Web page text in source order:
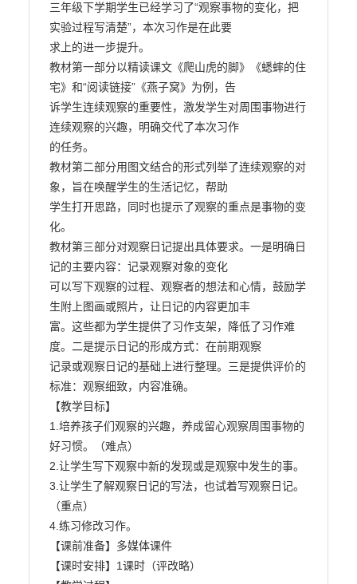
三年级下学期学生已经学习了“观察事物的变化，把
实验过程写清楚”，本次习作是在此要
求上的进一步提升。
教材第一部分以精读课文《爬山虎的脚》《蟋蟀的住
宅》和“阅读链接”《燕子窝》为例，告
诉学生连续观察的重要性，激发学生对周围事物进行
连续观察的兴趣，明确交代了本次习作
的任务。
教材第二部分用图文结合的形式列举了连续观察的对
象，旨在唤醒学生的生活记忆，帮助
学生打开思路，同时也提示了观察的重点是事物的变
化。
教材第三部分对观察日记提出具体要求。一是明确日
记的主要内容：记录观察对象的变化
可以写下观察的过程、观察者的想法和心情，鼓励学
生附上图画或照片，让日记的内容更加丰
富。这些都为学生提供了习作支架，降低了习作难
度。二是提示日记的形成方式：在前期观察
记录或观察日记的基础上进行整理。三是提供评价的
标准：观察细致，内容准确。
【教学目标】
1.培养孩子们观察的兴趣，养成留心观察周围事物的
好习惯。（难点）
2.让学生写下观察中新的发现或是观察中发生的事。
3.让学生了解观察日记的写法，也试着写观察日记。
（重点）
4.练习修改习作。
【课前准备】多媒体课件
【课时安排】1课时（评改略）